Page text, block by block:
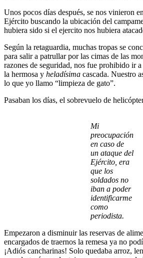
Unos pocos días después, se nos vinieron
Ejército buscando la ubicación del
hubiera sido si el ejercito nos hubiera
Según la retaguardia, muchas tropas se
para salir a patrullar por las cimas de las
razones de seguridad, nos fue prohibido ir
la hermosa y heladísima cascada. Nuestro
lo que yo llamo “limpieza de gato”.
Pasaban los días, el sobrevuelo de
Mi
preocupación
en caso de
un ataque del
Ejército, era
que los
soldados no
iban a poder
identificarme
como
periodista.
Empezaron a disminuir las reservas de
encargados de traernos la remesa ya no
¡Adiós cancharinas! Solo quedaba arroz,